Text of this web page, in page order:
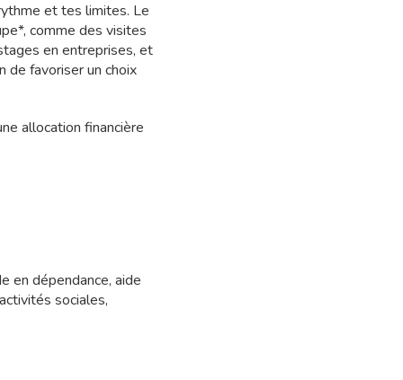
et tes limites. Le
comme des visites
en entreprises, et
favoriser un choix
allocation financière
en dépendance, aide
sociales,